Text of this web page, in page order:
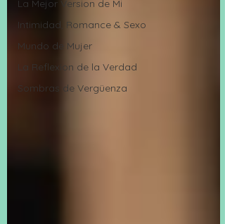
La Mejor Version de Mi
Intimidad, Romance & Sexo
Mundo de Mujer
La Reflexion de la Verdad
Sombras de Vergüenza